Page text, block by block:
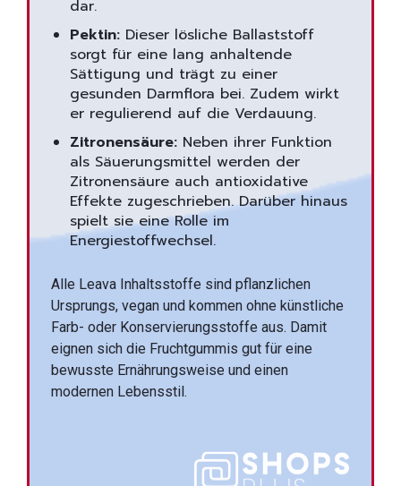
dar.
Pektin: Dieser lösliche Ballaststoff
sorgt für eine lang anhaltende
Sättigung und trägt zu einer
gesunden Darmflora bei. Zudem wirkt
er regulierend auf die Verdauung.
Zitronensäure: Neben ihrer Funktion
als Säuerungsmittel werden der
Zitronensäure auch antioxidative
Effekte zugeschrieben. Darüber hinaus
spielt sie eine Rolle im
Energiestoffwechsel.
Alle Leava Inhaltsstoffe sind pflanzlichen
Ursprungs, vegan und kommen ohne künstliche
Farb- oder Konservierungsstoffe aus. Damit
eignen sich die Fruchtgummis gut für eine
bewusste Ernährungsweise und einen
modernen Lebensstil.